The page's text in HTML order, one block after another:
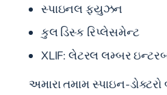
સ્પાઇનલ ફ્યુઝન
કુલ ડિસ્ક રિપ્લેસમેન્ટ
XLIF: લેટરલ લમ્બર
અમારા તમામ સ્પાઇન-